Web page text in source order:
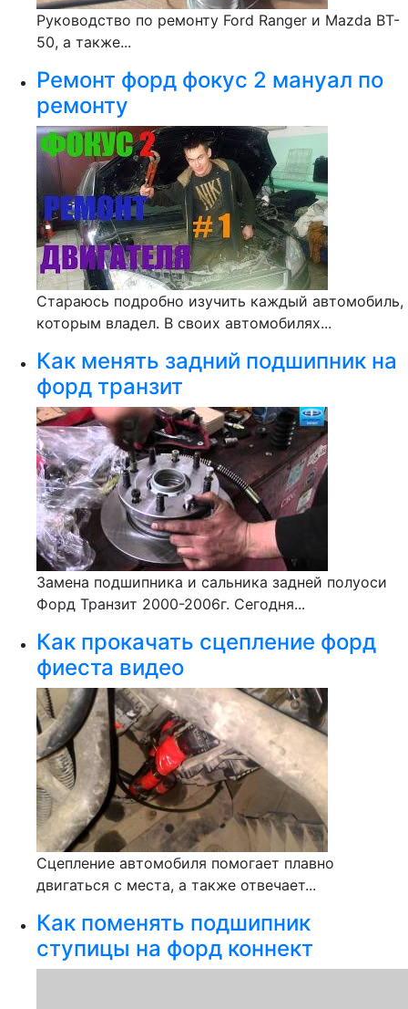
Руководство по ремонту Ford Ranger и Mazda BT-
50, а также...
Ремонт форд фокус 2 мануал по
ремонту
Стараюсь подробно изучить каждый автомобиль,
которым владел. В своих автомобилях...
Как менять задний подшипник на
форд транзит
Замена подшипника и сальника задней полуоси
Форд Транзит 2000-2006г. Сегодня...
Как прокачать сцепление форд
фиеста видео
Сцепление автомобиля помогает плавно
двигаться с места, а также отвечает...
Как поменять подшипник
ступицы на форд коннект